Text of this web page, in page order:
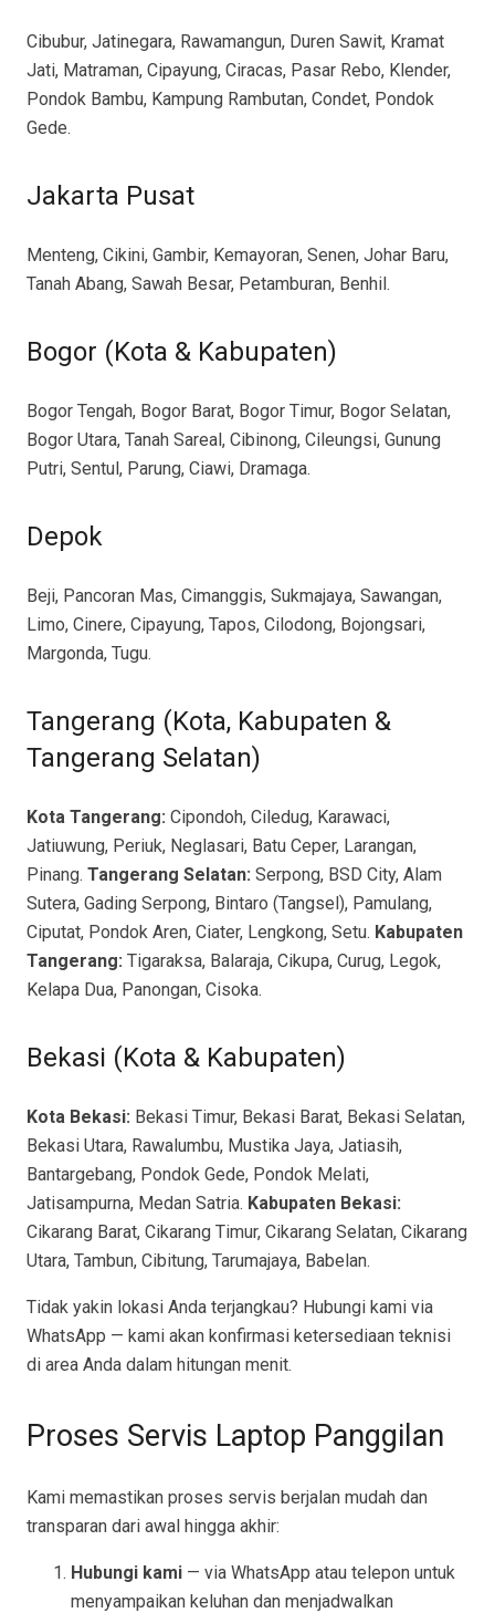
Cibubur, Jatinegara, Rawamangun, Duren Sawit, Kramat
Jati, Matraman, Cipayung, Ciracas, Pasar Rebo, Klender,
Pondok Bambu, Kampung Rambutan, Condet, Pondok
Gede.
Jakarta Pusat
Menteng, Cikini, Gambir, Kemayoran, Senen, Johar Baru,
Tanah Abang, Sawah Besar, Petamburan, Benhil.
Bogor (Kota & Kabupaten)
Bogor Tengah, Bogor Barat, Bogor Timur, Bogor Selatan,
Bogor Utara, Tanah Sareal, Cibinong, Cileungsi, Gunung
Putri, Sentul, Parung, Ciawi, Dramaga.
Depok
Beji, Pancoran Mas, Cimanggis, Sukmajaya, Sawangan,
Limo, Cinere, Cipayung, Tapos, Cilodong, Bojongsari,
Margonda, Tugu.
Tangerang (Kota, Kabupaten &
Tangerang Selatan)
Kota Tangerang: Cipondoh, Ciledug, Karawaci,
Jatiuwung, Periuk, Neglasari, Batu Ceper, Larangan,
Pinang. Tangerang Selatan: Serpong, BSD City, Alam
Sutera, Gading Serpong, Bintaro (Tangsel), Pamulang,
Ciputat, Pondok Aren, Ciater, Lengkong, Setu. Kabupaten
Tangerang: Tigaraksa, Balaraja, Cikupa, Curug, Legok,
Kelapa Dua, Panongan, Cisoka.
Bekasi (Kota & Kabupaten)
Kota Bekasi: Bekasi Timur, Bekasi Barat, Bekasi Selatan,
Bekasi Utara, Rawalumbu, Mustika Jaya, Jatiasih,
Bantargebang, Pondok Gede, Pondok Melati,
Jatisampurna, Medan Satria. Kabupaten Bekasi:
Cikarang Barat, Cikarang Timur, Cikarang Selatan, Cikarang
Utara, Tambun, Cibitung, Tarumajaya, Babelan.
Tidak yakin lokasi Anda terjangkau? Hubungi kami via
WhatsApp — kami akan konfirmasi ketersediaan teknisi
di area Anda dalam hitungan menit.
Proses Servis Laptop Panggilan
Kami memastikan proses servis berjalan mudah dan
transparan dari awal hingga akhir:
Hubungi kami — via WhatsApp atau telepon untuk
menyampaikan keluhan dan menjadwalkan